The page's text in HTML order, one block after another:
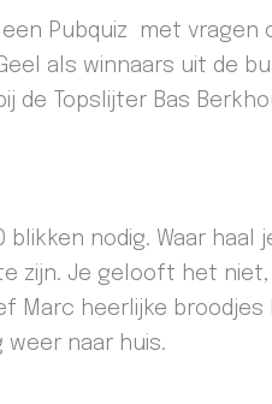
Pubquiz met vragen
als winnaars uit de
de Topslijter Bas
nodig. Waar haal
zijn. Je gelooft het
Marc heerlijke
weer naar huis.